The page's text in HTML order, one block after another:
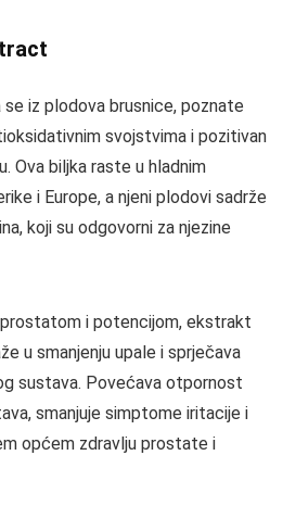
iz plodova brusnice, poznate
svojstvima i pozitivan
Ova biljka raste u hladnim
i Europe, a njeni plodovi sadrže
koji su odgovorni za njezine
i potencijom, ekstrakt
u smanjenju upale i sprječava
sustava. Povećava otpornost
smanjuje simptome iritacije i
općem zdravlju prostate i